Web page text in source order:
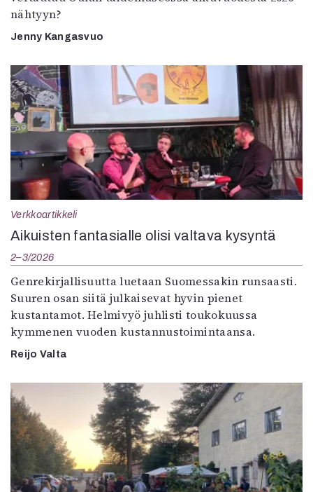
nähtyyn?
Jenny Kangasvuo
Verkkoartikkeli
Aikuisten fantasialle olisi valtava kysyntä
2–3/2026
Genrekirjallisuutta luetaan Suomessakin runsaasti.
Suuren osan siitä julkaisevat hyvin pienet
kustantamot. Helmivyö juhlisti toukokuussa
kymmenen vuoden kustannustoimintaansa.
Reijo Valta